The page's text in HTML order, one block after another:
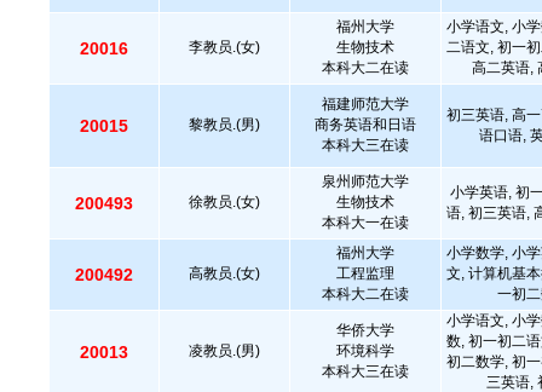
20016 李教员.(女)
福州大学
生物技术
本科大二在读
小学语文, 小
二语文, 初一
高二英语,
20015 黎教员.(男)
福建师范大学
商务英语和日语
本科大三在读
初三英语, 高
语口语,
200493 徐教员.(女)
泉州师范大学
生物技术
本科大一在读
小学英语, 初
语, 初三英语,
200492 高教员.(女)
福州大学
工程监理
本科大二在读
小学数学, 小
文, 计算机基
一初
20013 凌教员.(男)
华侨大学
环境科学
本科大三在读
小学语文, 小
数, 初一初二
初二数学, 初
三英语,